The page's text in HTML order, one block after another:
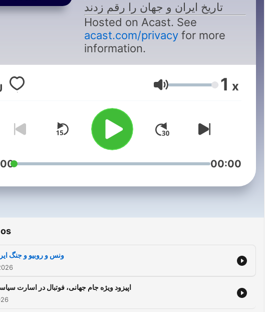
تاریخ ایران و جهان را رقم زدند
Hosted on Acast. See
acast.com/privacyfor more
information.
Volume 1 x
00:00
ونس و روبیو و جنگ
اپیزود ویژه جام جهانی، فوتبال در اسارت